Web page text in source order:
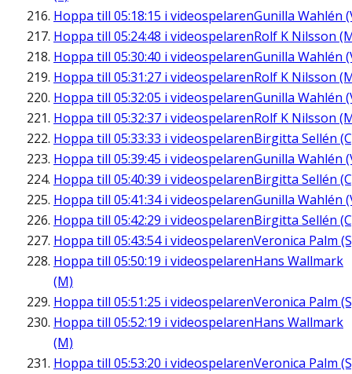
Hoppa till 05:18:15 i videospelarenGunilla Wahlén
Hoppa till 05:24:48 i videospelarenRolf K Nilsson
Hoppa till 05:30:40 i videospelarenGunilla Wahlén
Hoppa till 05:31:27 i videospelarenRolf K Nilsson
Hoppa till 05:32:05 i videospelarenGunilla Wahlén
Hoppa till 05:32:37 i videospelarenRolf K Nilsson
Hoppa till 05:33:33 i videospelarenBirgitta Sellén
Hoppa till 05:39:45 i videospelarenGunilla Wahlén
Hoppa till 05:40:39 i videospelarenBirgitta Sellén
Hoppa till 05:41:34i videospelarenGunilla Wahlén
Hoppa till 05:42:29 i videospelarenBirgitta Sellén
Hoppa till 05:43:54i videospelarenVeronica Palm
Hoppa till 05:50:19 i videospelarenHans Wallmark
(M)
Hoppa till 05:51:25 i videospelarenVeronica Palm
Hoppa till 05:52:19 i videospelarenHans Wallmark
(M)
Hoppa till 05:53:20 i videospelarenVeronica Palm